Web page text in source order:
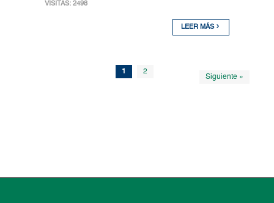
VISITAS: 2498
LEER MÁS
1 2
Siguiente »